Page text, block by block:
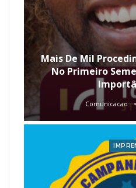
Mais De Mil
No Primeiro
Comunicacao